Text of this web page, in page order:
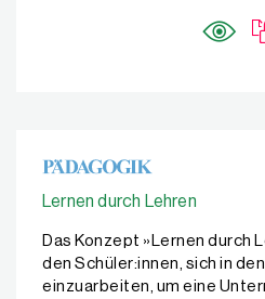
Lernen durch Lehren
Das Konzept »Lernen durch
den Schüler:innen, sich in
einzuarbeiten, um eine